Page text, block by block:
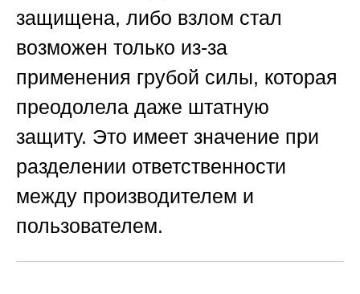
защищена, либо взлом стал
возможен только из-за
применения грубой силы, которая
преодолела даже штатную
защиту. Это имеет значение при
разделении ответственности
между производителем и
пользователем.